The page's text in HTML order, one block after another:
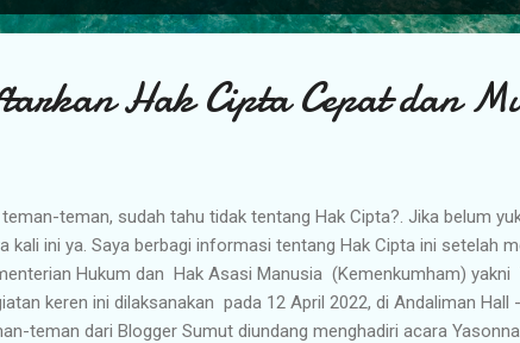
Hak Cipta Cepat dan
teman, sudah tahu tidak tentang Hak Cipta?. Jika belum
kali ini ya. Saya berbagi informasi tentang Hak Cipta ini setelah
Hukum dan Hak Asasi Manusia (Kemenkumham) yakni
keren ini dilaksanakan pada 12 April 2022, di Andaliman Hall
teman dari Blogger Sumut diundang menghadiri acara Yasonna